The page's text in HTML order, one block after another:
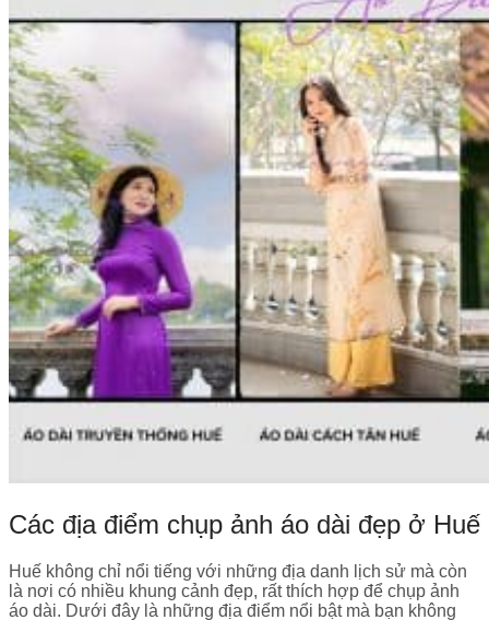
Các địa điểm chụp ảnh áo dài đẹp ở Huế
Huế không chỉ nổi tiếng với những địa danh lịch sử mà còn
là nơi có nhiều khung cảnh đẹp, rất thích hợp để chụp ảnh
áo dài. Dưới đây là những địa điểm nổi bật mà bạn không